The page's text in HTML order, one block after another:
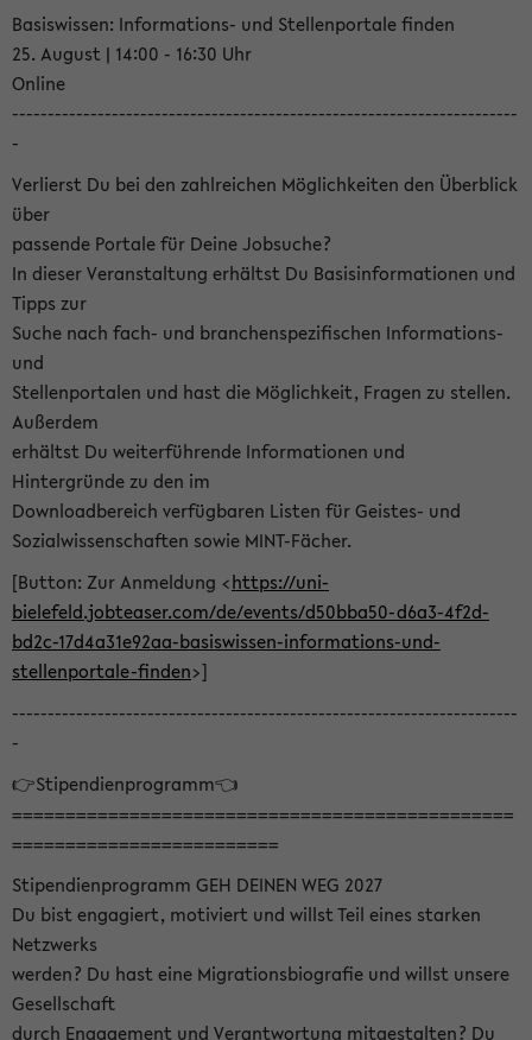
Basiswissen: Informations- und Stellenportale finden
25. August | 14:00 - 16:30 Uhr
Online
-----------------------------------------------------------------------
-
Verlierst Du bei den zahlreichen Möglichkeiten den Überblick
über
passende Portale für Deine Jobsuche?
In dieser Veranstaltung erhältst Du Basisinformationen und
Tipps zur
Suche nach fach- und branchenspezifischen Informations-
und
Stellenportalen und hast die Möglichkeit, Fragen zu stellen.
Außerdem
erhältst Du weiterführende Informationen und
Hintergründe zu den im
Downloadbereich verfügbaren Listen für Geistes- und
Sozialwissenschaften sowie MINT-Fächer.
[Button: Zur Anmeldung <https://uni-
bielefeld.jobteaser.com/de/events/d50bba50-d6a3-4f2d-
bd2c-17d4a31e92aa-basiswissen-informations-und-
stellenportale-finden>]
-----------------------------------------------------------------------
-
👉Stipendienprogramm👈
===============================================
=========================
Stipendienprogramm GEH DEINEN WEG 2027
Du bist engagiert, motiviert und willst Teil eines starken
Netzwerks
werden? Du hast eine Migrationsbiografie und willst unsere
Gesellschaft
durch Engagement und Verantwortung mitgestalten? Du